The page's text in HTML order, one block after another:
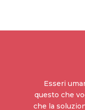
Esseri
questo che
che la